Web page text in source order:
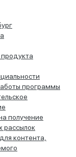
программы
получение
рассылок
контента,